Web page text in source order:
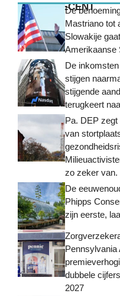
MEEST RECENT
De
Mastriano tot
Slowakije
Amerikaanse
De
stijgen
stijgende
terugkeert
Pa. DEP
van
zo zeker van.
De
Phipps
zijn eerste,
Pennsylvania
dubbele
2027